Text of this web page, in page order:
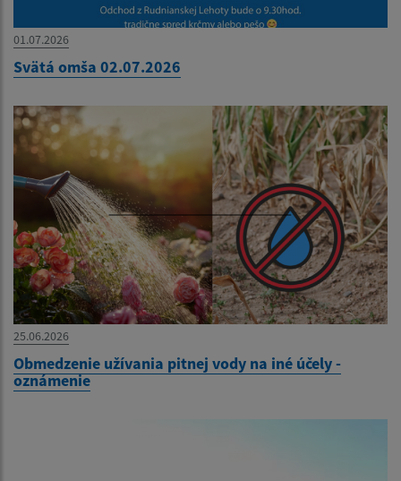
01.07.2026
Svätá omša 02.07.2026
25.06.2026
Obmedzenie užívania pitnej vody na iné účely -
oznámenie